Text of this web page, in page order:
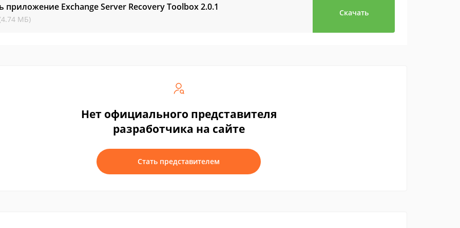
приложение Exchange Server Recovery Toolbox2.0.1
МБ)
Скачать
Нет официального представителя
разработчика на сайте
Стать представителем